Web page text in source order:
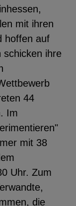
mit ihren
hoffen auf
schicken ihre
44
Im
mit 38
Uhr. Zum
die